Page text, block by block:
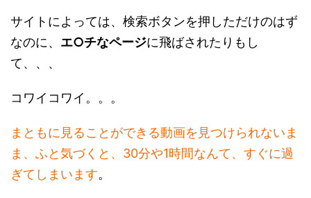
サイトによっては、検索ボタンを押しただけのはず
なのに、 エ○チなページに飛ばされたりもし
て、、、
コワイコワイ。。。
まともに見ることができる動画を見つけられないま
ま、ふと気づくと、30分や1時間なんて、すぐに過
ぎてしまいます。